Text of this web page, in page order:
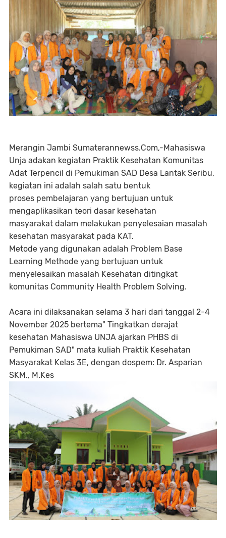
Merangin Jambi Sumaterannewss.Com,-Mahasiswa
Unja adakan kegiatan Praktik Kesehatan Komunitas
Adat Terpencil di Pemukiman SAD Desa Lantak Seribu,
kegiatan ini adalah salah satu bentuk
proses pembelajaran yang bertujuan untuk
mengaplikasikan teori dasar kesehatan
masyarakat dalam melakukan penyelesaian masalah
kesehatan masyarakat pada KAT.
Metode yang digunakan adalah Problem Base
Learning Methode yang bertujuan untuk
menyelesaikan masalah Kesehatan ditingkat
komunitas Community Health Problem Solving.
Acara ini dilaksanakan selama 3 hari dari tanggal 2-4
November 2025 bertema" Tingkatkan derajat
kesehatan Mahasiswa UNJA ajarkan PHBS di
Pemukiman SAD" mata kuliah Praktik Kesehatan
Masyarakat Kelas 3E, dengan dospem: Dr. Asparian
SKM., M.Kes